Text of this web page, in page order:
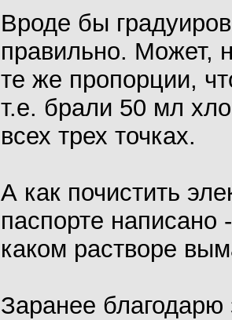
Вроде бы
правильно. Может,
те же пропорции,
т.е. брали 50 мл
всех трех точках.
А как почистить
паспорте
каком растворе
Заранее благодарю